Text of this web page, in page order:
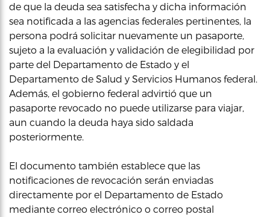
de que la deuda sea satisfecha y dicha información
sea notificada a las agencias federales pertinentes, la
persona podrá solicitar nuevamente un pasaporte,
sujeto a la evaluación y validación de elegibilidad por
parte del Departamento de Estado y el
Departamento de Salud y Servicios Humanos federal.
Además, el gobierno federal advirtió que un
pasaporte revocado no puede utilizarse para viajar,
aun cuando la deuda haya sido saldada
posteriormente.
El documento también establece que las
notificaciones de revocación serán enviadas
directamente por el Departamento de Estado
mediante correo electrónico o correo postal